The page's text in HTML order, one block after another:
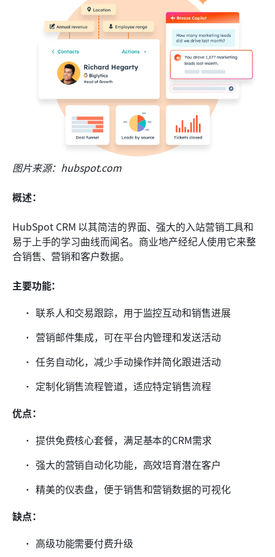
图片来源：hubspot.com
概述：
HubSpot CRM 以其简洁的界面、强大的入站营销工具和
易于上手的学习曲线而闻名。商业地产经纪人使用它来整
合销售、营销和客户数据。
主要功能：
联系人和交易跟踪，用于监控互动和销售进展
营销邮件集成，可在平台内管理和发送活动
任务自动化，减少手动操作并简化跟进活动
定制化销售流程管道，适应特定销售流程
优点：
提供免费核心套餐，满足基本的CRM需求
强大的营销自动化功能，高效培育潜在客户
精美的仪表盘，便于销售和营销数据的可视化
缺点：
高级功能需要付费升级